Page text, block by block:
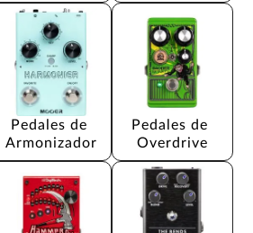
Pedales de
Armonizador
Pedales de
Overdrive